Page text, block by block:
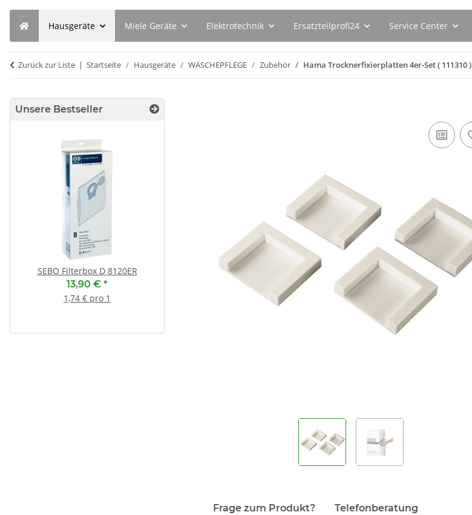
Hausgeräte Miele Geräte Elektrotechnik Ersatzteilprofi24 Service Center
Zurück zur Liste Startseite Hausgeräte WÄSCHEPFLEGE Zubehör Hama Trocknerfixierplatten 4er-Set ( 111310 )
Frage zum Produkt? Telefonberatung
Unsere Bestseller
SEBO Filterbox D 8120ER
13,90 € *
1,74 € pro 1
BSH Flüssigentkalker 00311680 (
500 ml )
*
BSH Entkalkungstabletten
00312453
*
1,16 € pro 1